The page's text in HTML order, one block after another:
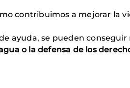
contribuimos a mejorar la
ayuda, se pueden
o la defensa de los